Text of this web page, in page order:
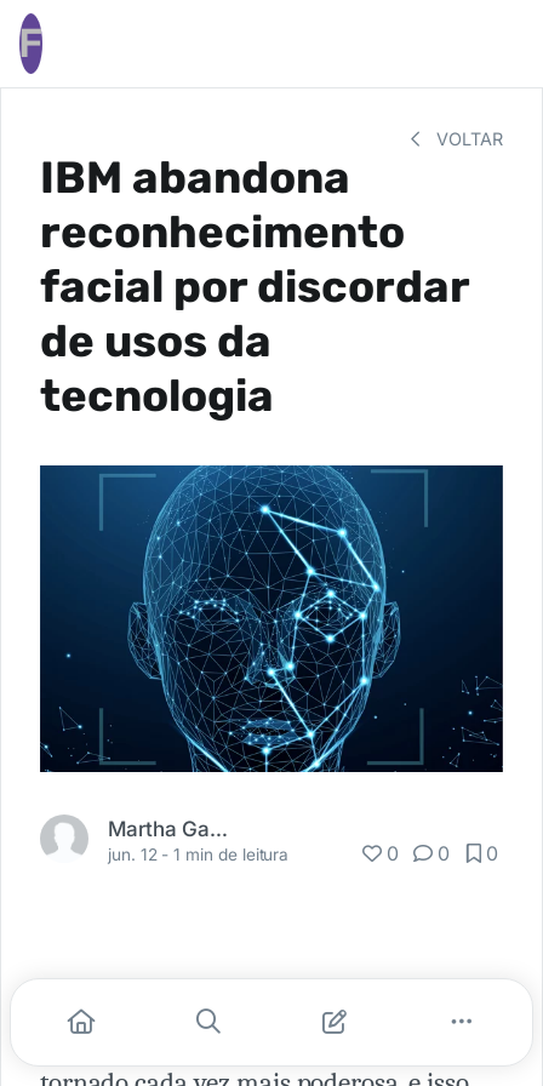
F
VOLTAR
IBM abandona
reconhecimento
facial por discordar
de usos da
tecnologia
Martha Gabriel
jun. 12 -1 min de leitura 0 0 0
responsabilidade! A tecnologia tem se